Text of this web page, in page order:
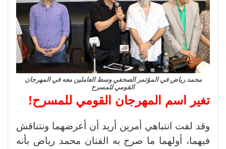
محمد رياض في المؤتمر الصحفي وسط العاملين معه في المهرجان
القومي للمسرح
تغير اسم المهرجان القومي للمسرح!
وقد لفت انتباهي أمرين أريد أن أعرضهما ونتناقش
فيهما، أولهما ما صرح به الفنان محمد رياض بأنه